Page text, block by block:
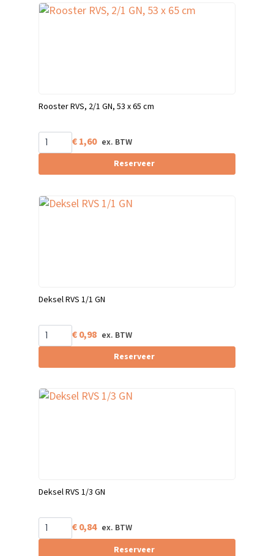
Rooster RVS, 2/1 GN, 53 x 65 cm
€1,60
Reserveer
Deksel RVS 1/1 GN
€0,98
Reserveer
Deksel RVS 1/3 GN
€0,84
Reserveer